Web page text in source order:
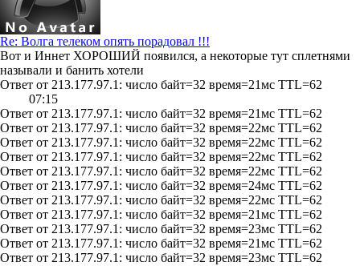
Re: Волга телеком опять порадовал !!!
Вот и Иннет ХОРОШИЙ появился, а некоторые тут сплетнями
называли и банить хотели
Ответ от 213.177.97.1: число байт=32 время=21мс TTL=62
07:15
Ответ от 213.177.97.1: число байт=32 время=21мс TTL=62
Ответ от 213.177.97.1: число байт=32 время=22мс TTL=62
Ответ от 213.177.97.1: число байт=32 время=22мс TTL=62
Ответ от 213.177.97.1: число байт=32 время=22мс TTL=62
Ответ от 213.177.97.1: число байт=32 время=22мс TTL=62
Ответ от 213.177.97.1: число байт=32 время=24мс TTL=62
Ответ от 213.177.97.1: число байт=32 время=22мс TTL=62
Ответ от 213.177.97.1: число байт=32 время=21мс TTL=62
Ответ от 213.177.97.1: число байт=32 время=23мс TTL=62
Ответ от 213.177.97.1: число байт=32 время=21мс TTL=62
Ответ от 213.177.97.1: число байт=32 время=23мс TTL=62